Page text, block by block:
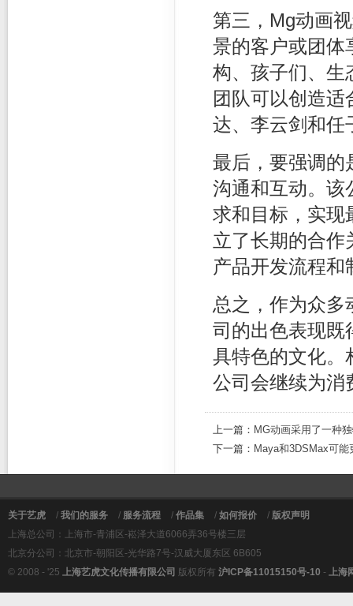
第三，Mg动画
景的客户或团体
构、孩子们、生
团队可以创造
达、李云剑和任
最后，要强调的
沟通和互动。该
求和目标，实现
立了长期的合作
产品开发流程和
总之，作为众多
司的出色表现既
具特色的文化。
公司会继续为消
上一篇： MG动画采用了一种
下一篇： Maya和3DSMax可能
关于艺虎 / 我们的服务 / 服务流程 / 作品集 / 如何报价 / 版权声明
上海总公司：上海市-青浦区-崧泽大道6066弄36号楼三层
北京分公司：北京市-朝阳区-光华路7号-汉威大厦东区 6B605
© 2008 - '25 上海艺虎文化传播有限公司 版权所有 沪ICP备11015150号-10 - 上海